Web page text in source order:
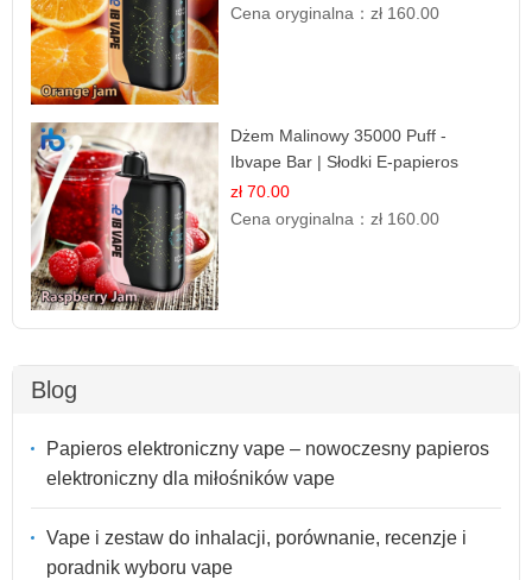
Cena oryginalna：zł 160.00
Dżem Malinowy 35000 Puff -
Ibvape Bar | Słodki E-papieros
Jednorazowy
zł 70.00
Cena oryginalna：zł 160.00
Blog
Papieros elektroniczny vape – nowoczesny papieros
elektroniczny dla miłośników vape
Vape i zestaw do inhalacji, porównanie, recenzje i
poradnik wyboru vape